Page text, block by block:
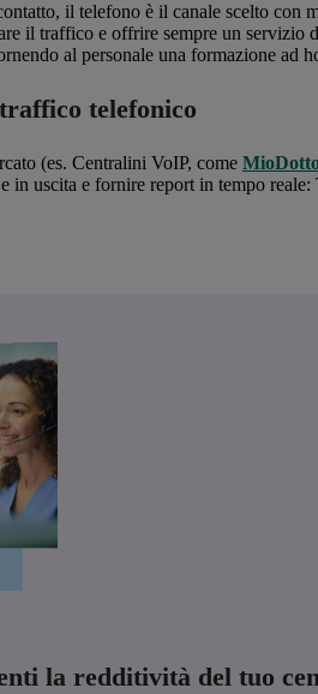
il telefono è il canale scelto con
il traffico e offrire sempre un servizio
al personale una formazione ad
telefonico
(es. Centralini VoIP, come
in uscita e fornire report in tempo reale:
la redditività del tuo